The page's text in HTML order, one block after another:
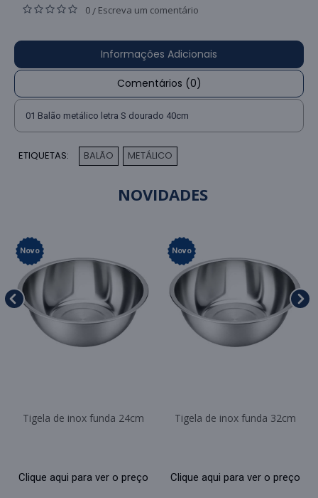
0 / Escreva um comentário
Informações Adicionais
Comentários (0)
01 Balão metálico letra S dourado 40cm
ETIQUETAS: BALÃO METÁLICO
NOVIDADES
Novo
Tigela de inox funda 24cm
Clique aqui para ver o preço
Novo
Tigela de inox funda 32cm
Clique aqui para ver o preço